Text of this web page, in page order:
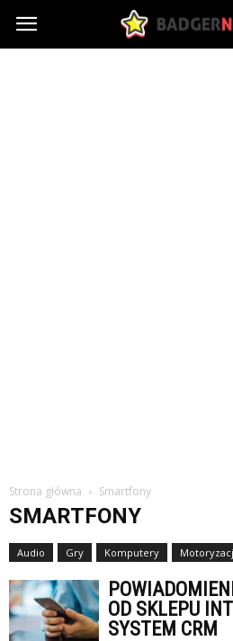
badgersnest.pl
Strona główna Smartfony
SMARTFONY
Audio Gry Komputery
OD SKLEPU
SYSTEM CRM